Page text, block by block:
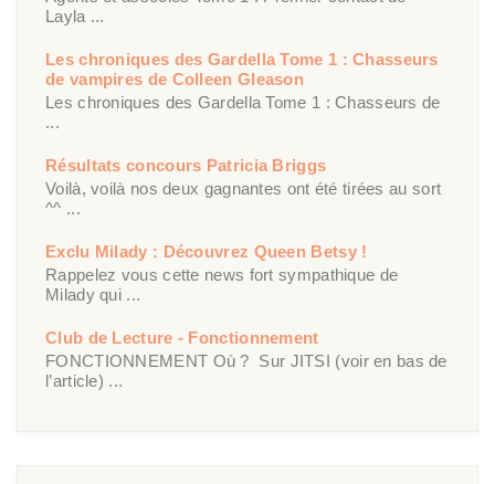
Layla ...
Les chroniques des Gardella Tome 1 : Chasseurs
de vampires de Colleen Gleason
Les chroniques des Gardella Tome 1 : Chasseurs de
...
Résultats concours Patricia Briggs
Voilà, voilà nos deux gagnantes ont été tirées au sort
^^ ...
Exclu Milady : Découvrez Queen Betsy !
Rappelez vous cette news fort sympathique de
Milady qui ...
Club de Lecture - Fonctionnement
FONCTIONNEMENT Où ? Sur JITSI (voir en bas de
l’article) ...